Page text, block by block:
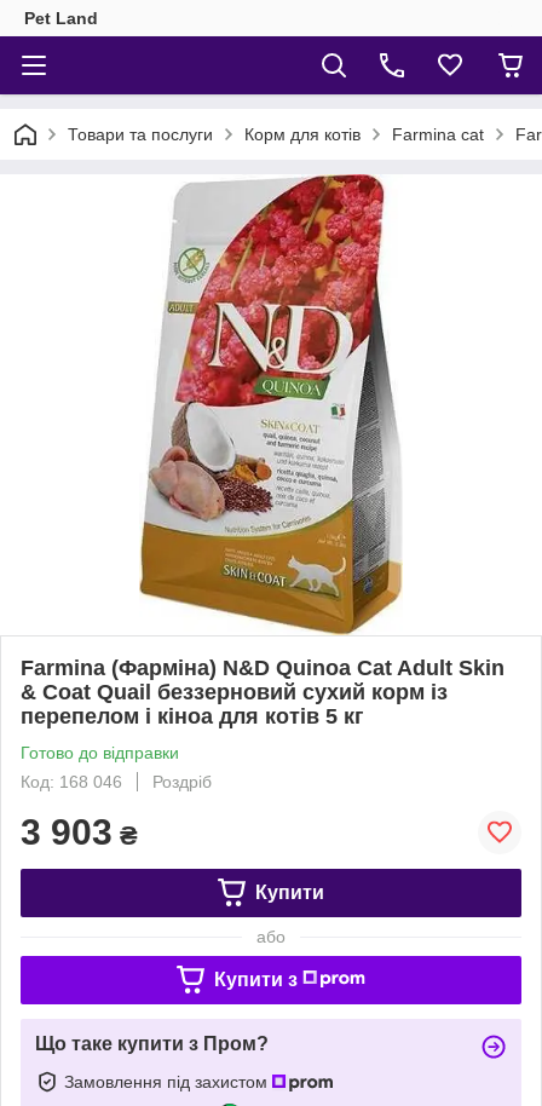
Pet Land
Товари та послуги Корм для котів Farmina cat
Farmina (Фарміна) N&D Quinoa Cat Adult Skin
& Coat Quail беззерновий сухий корм із
перепелом і кіноа для котів 5 кг
Готово до відправки
Код: 168 046
Роздріб
3 903 ₴
Купити
або
Купити з
Що таке купити з Пром?
Замовлення під захистом